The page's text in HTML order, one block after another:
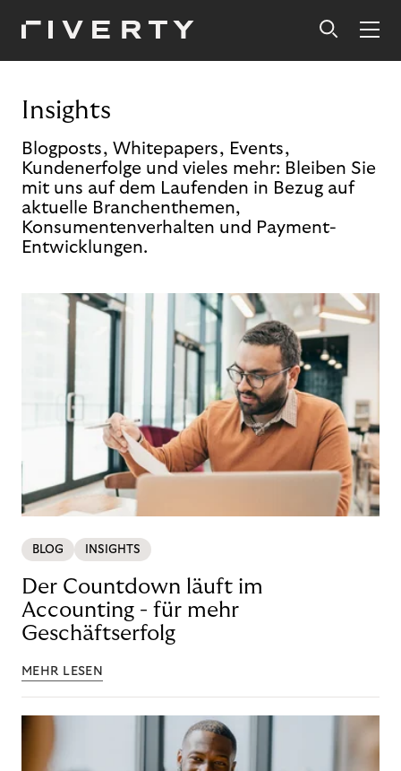
Insights
Blogposts, Whitepapers, Events,
Kundenerfolge und vieles mehr: Bleiben Sie
mit uns auf dem Laufenden in Bezug auf
aktuelle Branchenthemen,
Konsumentenverhalten und Payment-
Entwicklungen.
BLOG INSIGHTS
Der Countdown läuft im
Accounting - für mehr
Geschäftserfolg
MEHR LESEN